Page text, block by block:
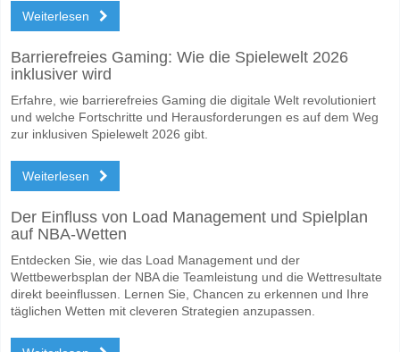
Weiterlesen
Barrierefreies Gaming: Wie die Spielewelt 2026
inklusiver wird
Erfahre, wie barrierefreies Gaming die digitale Welt revolutioniert
und welche Fortschritte und Herausforderungen es auf dem Weg
zur inklusiven Spielewelt 2026 gibt.
Weiterlesen
Der Einfluss von Load Management und Spielplan
auf NBA-Wetten
Entdecken Sie, wie das Load Management und der
Wettbewerbsplan der NBA die Teamleistung und die Wettresultate
direkt beeinflussen. Lernen Sie, Chancen zu erkennen und Ihre
täglichen Wetten mit cleveren Strategien anzupassen.